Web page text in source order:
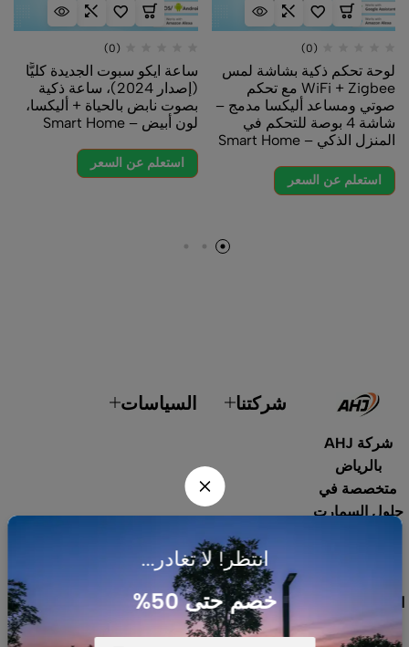
(0)
لوحة تحكم ذكية بشاشة لمس
WiFi + Zigbee مع تحكم
صوتي ومساعد أليكسا مدمج –
شاشة 4 بوصة للتحكم في
المنزل الذكي – Smart Home
استعلم عن السعر
(0)
ساعة ايكو سبوت الجديدة كليًّا
(إصدار 2024)، ساعة ذكية
بصوت نابض بالحياة + أليكسا،
لون أبيض – Smart Home
استعلم عن السعر
انتظر! لا تغادر...
خصم حتى 50%
شركة AHJ
بالرياض
متخصصة في
حلول السمارت
والخارجية،
شركتنا السياسات